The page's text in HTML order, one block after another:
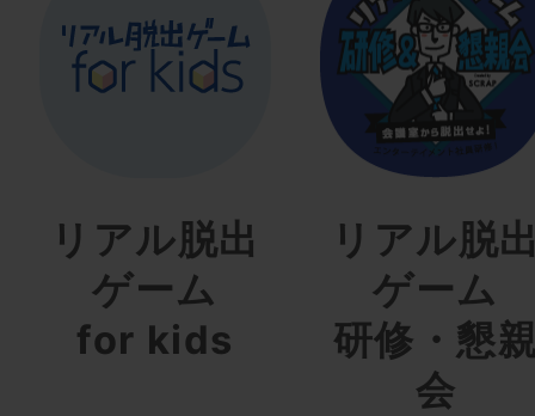
リアル脱出
ゲーム
for kids
リアル脱
ゲーム
研修・懇
会